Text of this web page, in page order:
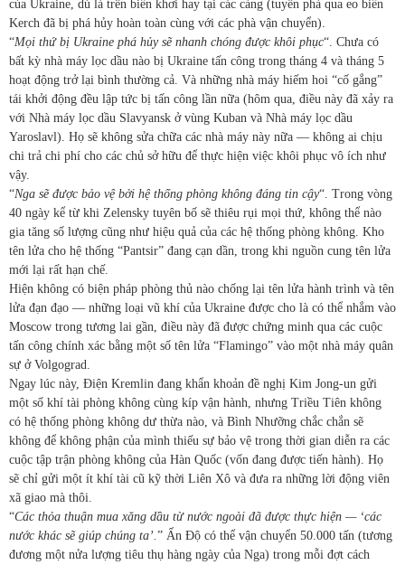
của Ukraine, dù là trên biển khơi hay tại các cảng (tuyến phà qua eo biển
Kerch đã bị phá hủy hoàn toàn cùng với các phà vận chuyển).
“Mọi thứ bị Ukraine phá hủy sẽ nhanh chóng được khôi phục“. Chưa có
bất kỳ nhà máy lọc dầu nào bị Ukraine tấn công trong tháng 4 và tháng 5
hoạt động trở lại bình thường cả. Và những nhà máy hiếm hoi “cố gắng”
tái khởi động đều lập tức bị tấn công lần nữa (hôm qua, điều này đã xảy ra
với Nhà máy lọc dầu Slavyansk ở vùng Kuban và Nhà máy lọc dầu
Yaroslavl). Họ sẽ không sửa chữa các nhà máy này nữa — không ai chịu
chi trả chi phí cho các chủ sở hữu để thực hiện việc khôi phục vô ích như
vậy.
“Nga sẽ được bảo vệ bởi hệ thống phòng không đáng tin cậy“. Trong vòng
40 ngày kể từ khi Zelensky tuyên bố sẽ thiêu rụi mọi thứ, không thể nào
gia tăng số lượng cũng như hiệu quả của các hệ thống phòng không. Kho
tên lửa cho hệ thống “Pantsir” đang cạn dần, trong khi nguồn cung tên lửa
mới lại rất hạn chế.
Hiện không có biện pháp phòng thủ nào chống lại tên lửa hành trình và tên
lửa đạn đạo — những loại vũ khí của Ukraine được cho là có thể nhắm vào
Moscow trong tương lai gần, điều này đã được chứng minh qua các cuộc
tấn công chính xác bằng một số tên lửa “Flamingo” vào một nhà máy quân
sự ở Volgograd.
Ngay lúc này, Điện Kremlin đang khẩn khoản đề nghị Kim Jong-un gửi
một số khí tài phòng không cùng kíp vận hành, nhưng Triều Tiên không
có hệ thống phòng không dư thừa nào, và Bình Nhưỡng chắc chắn sẽ
không để không phận của mình thiếu sự bảo vệ trong thời gian diễn ra các
cuộc tập trận phòng không của Hàn Quốc (vốn đang được tiến hành). Họ
sẽ chỉ gửi một ít khí tài cũ kỹ thời Liên Xô và đưa ra những lời động viên
xã giao mà thôi.
“Các thỏa thuận mua xăng dầu từ nước ngoài đã được thực hiện — ‘các
nước khác sẽ giúp chúng ta’. ” Ấn Độ có thể vận chuyển 50.000 tấn (tương
đương một nửa lượng tiêu thụ hàng ngày của Nga) trong mỗi đợt cách